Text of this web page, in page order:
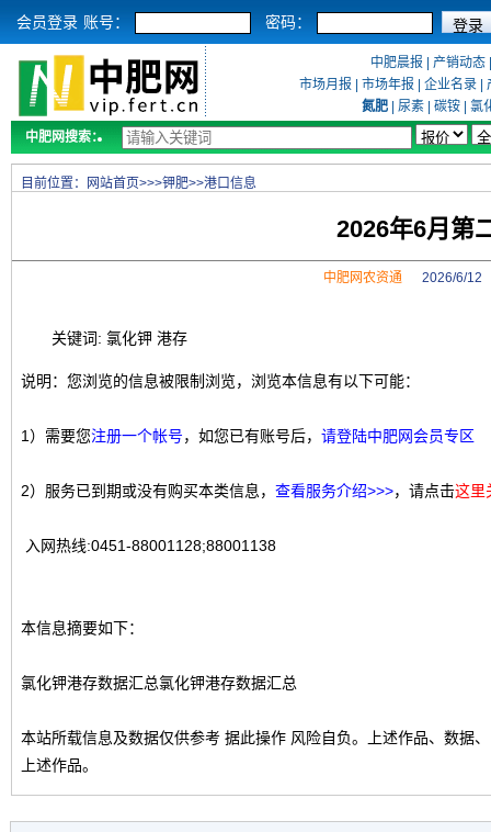
会员登录 账号： 密码：
中肥晨报 产销动态
市场月报
市场年报 企业名录
氮肥
尿素 碳铵
氯
中肥网搜索：
目前位置： 网站首页>>>钾肥>>港口信息
2026年6月第
中肥网农资通 2026/6/12
关键词: 氯化钾 港存
说明：您浏览的信息被限制浏览，浏览本信息有以下可能：
1）需要您注册一个帐号，如您已有账号后， 请登陆中肥网会员专区
2）服务已到期或没有购买本类信息， 查看服务介绍>>>，请点击这里
入网热线:0451-88001128;88001138
本信息摘要如下：
氯化钾港存数据汇总氯化钾港存数据汇总
本站所载信息及数据仅供参考 据此操作 风险自负。上述作品、数据
上述作品。